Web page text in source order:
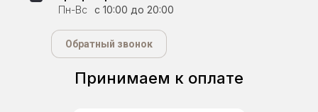
Пн-Вс с 10:00 до 20:00
Обратный звонок
Принимаем к оплате